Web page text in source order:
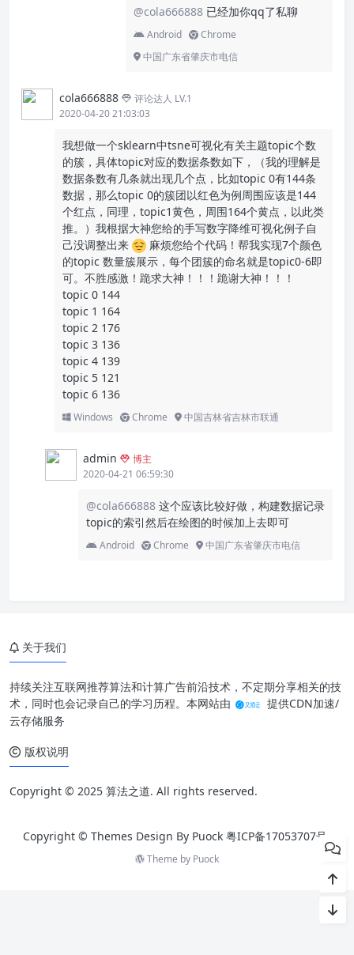
@cola666888 已经加你qq了私聊
Android
Chrome
中国广东省肇庆市电信
cola666888
评论达人 LV.1
2020-04-20 21:03:03
我想做一个sklearn中tsne可视化有关主题topic个数
的簇，具体topic对应的数据条数如下，（我的理解是
数据条数有几条就出现几个点，比如topic 0有144条
数据，那么topic 0的簇团以红色为例周围应该是144
个红点，同理，topic1黄色，周围164个黄点，以此类
推。）我根据大神您给的手写数字降维可视化例子自
己没调整出来
麻烦您给个代码！帮我实现7个颜色
的topic 数量簇展示，每个团簇的命名就是topic0-6即
可。不胜感激！跪求大神！！！跪谢大神！！！
topic 0 144
topic 1 164
topic 2 176
topic 3 136
topic 4 139
topic 5 121
topic 6 136
Windows Chrome 中国吉林省吉林市联通
admin
博主
2020-04-21 06:59:30
@cola666888 这个应该比较好做，构建数据记录
topic的索引然后在绘图的时候加上去即可
Android Chrome 中国广东省肇庆市电信
关于我们
持续关注互联网推荐算法和计算广告前沿技术，不定期分享相关的技
术，同时也会记录自己的学习历程。本网站由
提供CDN加速/
云存储服务
版权说明
Copyright © 2025 算法之道. All rights reserved.
Copyright © Themes Design By Puock 粤ICP备17053707号
Theme by Puock